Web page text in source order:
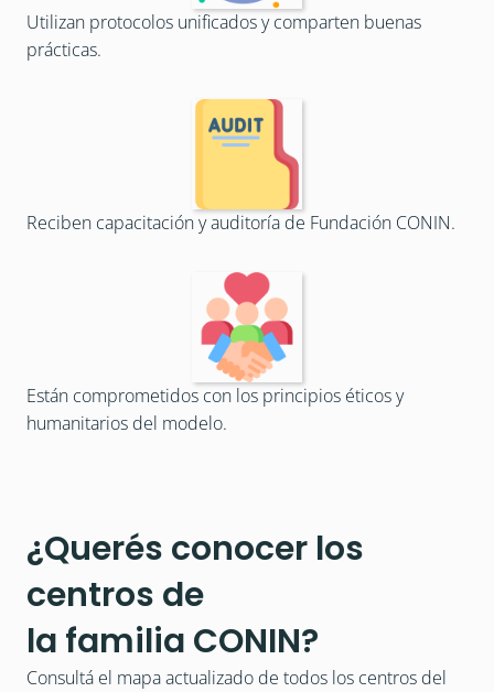
Utilizan protocolos unificados y comparten buenas
prácticas.
Reciben capacitación y auditoría de Fundación CONIN.
Están comprometidos con los principios éticos y
humanitarios del modelo.
¿Querés conocer los
centros de
la familia CONIN?
Consultá el mapa actualizado de todos los centros del